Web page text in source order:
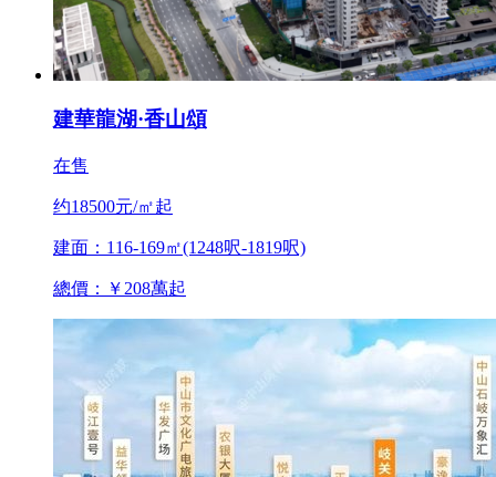
建華龍湖·香山頌
在售
约18500元/㎡起
建面：116-169㎡(1248呎-1819呎)
總價：￥208萬起